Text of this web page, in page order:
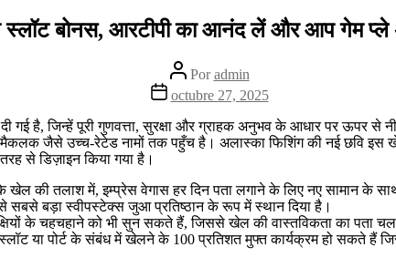
स्लॉट बोनस, आरटीपी का आनंद लें और आप गेम
Autor
de
la
entrada
Poradmin
Fecha
la
entrada
octubre 27, 2025
गई है, जिन्हें पूरी गुणवत्ता, सुरक्षा और ग्राहक अनुभव के आधार पर ऊपर से
जैसे उच्च-रेटेड नामों तक पहुँच है। अलास्का फिशिंग की नई छवि इस
से डिज़ाइन किया गया है।
की तलाश में, इम्प्रेस वेगास हर दिन पता लगाने के लिए नए सामान के
बड़ा स्वीपस्टेक्स जुआ प्रतिष्ठान के रूप में स्थान दिया है।
के चहचहाने को भी सुन सकते हैं, जिससे खेल की वास्तविकता का पता
या पोर्ट के संबंध में खेलने के 100 प्रतिशत मुफ्त कार्यक्रम हो सकते हैं